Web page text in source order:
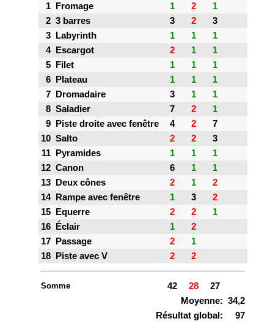
1
Fromage 1 2
1
2 3 barres 3 2
3
3
Labyrinth 1 1
1
4
Escargot 2 1
1
5
Filet 1 1
1
6
Plateau 1 1
1
7
Dromadaire 3 1
1
8 Saladier 7 2
1
9
Piste droite avec fenêtre 4 2
7
10 Salto 2 2
3
11
Pyramides 1 1
1
12 Canon 6 1
1
13
Deux cônes 2 1
2
14
Rampe avec fenêtre 1 3
2
15
Equerre 2 2
1
16
Éclair 1
2
17
Passage 2
1
18
Piste avec V 2 2
Somme 42 28
27
Moyenne: 34,2
Résultat global:
97